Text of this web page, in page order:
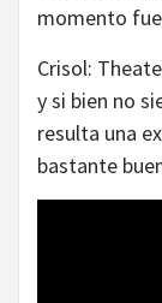
momento
Crisol:
y si bien no
resulta una
bastante